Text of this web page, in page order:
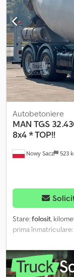
Ne puteți contacta
Rpskof
Nowy Sacz 523
Autobetoniere
MAN TGS
8x4 * TOP!!
Stare:folosit,
prima înmatriculare:
,
angrenaj:automat,
condiționat , MAN
ACCIDENTE ÎN